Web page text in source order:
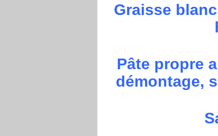
Graisse
Pâte propre
démontage,